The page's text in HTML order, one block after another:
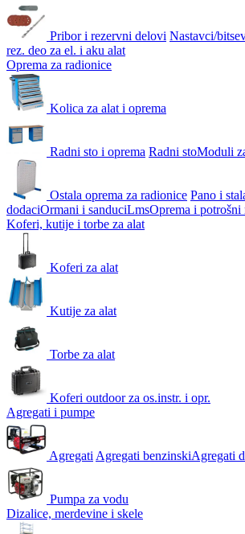
Pribor i rezervni delovi Nastavci/
rez. deo za el. i aku alat
Oprema za radionice
Kolica za alat i oprema
Radni sto i oprema Radni stoModuli
Ostala oprema za radionice Pano i
dodaciOrmani i sanduciLmsOprema i potrošni
Koferi, kutije i torbe za alat
Koferi za alat
Kutije za alat
Torbe za alat
Koferi outdoor za os.instr. i opr.
Agregati i pumpe
Agregati Agregati benzinskiAgregati
Pumpa za vodu
Dizalice, merdevine i skele